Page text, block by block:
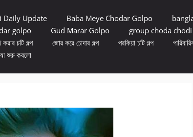
Daily Update Baba Meye Chodar Golpo
golpo Gud Marar Golpo group choda chodi
করার চটি গল্প জোর করে চোদার গল্প পরকিয়া চটি গল্প
শুরু করলো